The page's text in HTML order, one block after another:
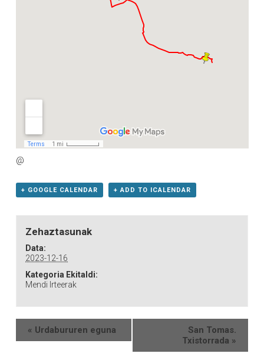
@
+ GOOGLE CALENDAR + ADD TO ICALENDAR
Zehaztasunak
Data:
2023-12-16
Kategoria Ekitaldi:
Mendi Irteerak
« Urdabururen eguna
San Tomas.
Txistorrada »